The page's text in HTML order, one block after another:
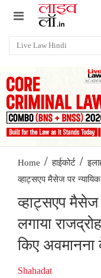
Home / हाईकोर्ट /
व्हाट्सएप मैसेज पर
व्हाट्सएप मैसेज
लगाया
किए
Shahadat